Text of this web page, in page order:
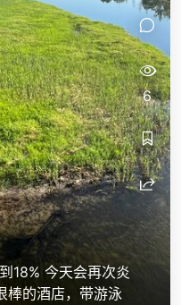
18% 今天会再次炎
棒的酒店，带游泳
6